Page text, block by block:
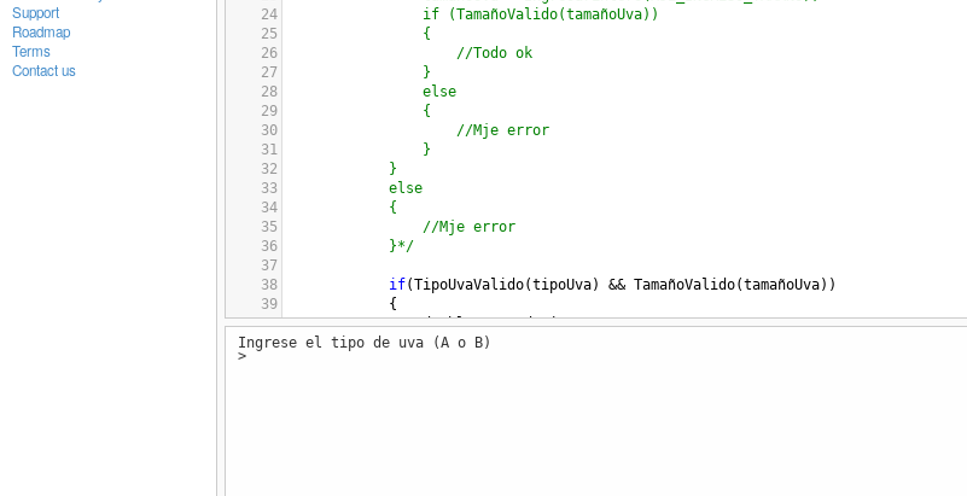
Support
Roadmap
Terms
Contact us
24
if (TamañoValido(tamañoUva))
25
{
26
//Todo ok
27
}
28
else
29
{
30
//Mje error
31
}
32
}
33
else
34
{
35
//Mje error
36
}*/
37
38
if(TipoUvaValido(tipoUva) && TamañoValido(tamañoUva))
39
            {
40
double recaudacion;
41
recaudacion
Ingrese el tipo de uva (A o B)
>